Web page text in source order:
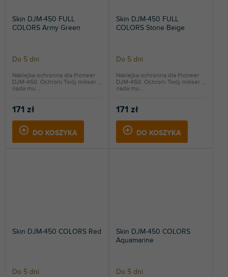
Skin DJM-450 FULL
COLORS Army Green
Do 5 dni
171 zł
DO KOSZYKA
Naklejka ochronna dla Pioneer
DJM-450. Ochroni Twój mikser i
nada mu...
Skin DJM-450 FULL
COLORS Stone Beige
Do 5 dni
171 zł
DO KOSZYKA
Naklejka ochronna dla Pioneer
DJM-450. Ochroni Twój mikser i
nada mu...
Skin DJM-450 COLORS Red
Do 5 dni
Skin DJM-450 COLORS
Aquamarine
Do 5 dni